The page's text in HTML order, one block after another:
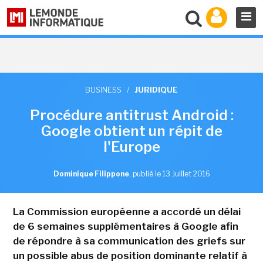
BUSINESS / JURIDIQUE
Procédure antitrust Android :
Google obtient un répit de
l'Europe
Dominique Filippone, publié le 13 Juillet 2016
La Commission européenne a accordé un délai
de 6 semaines supplémentaires à Google afin
de répondre à sa communication des griefs sur
un possible abus de position dominante relatif à